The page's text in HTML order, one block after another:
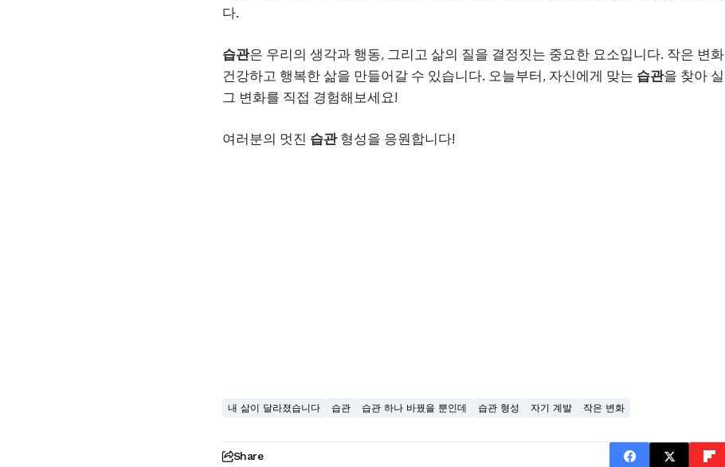
다.
습관은 우리의 생각과 행동, 그리고 삶의 질을 결정짓는 중요한 요소입니다. 작은 변
건강하고 행복한 삶을 만들어갈 수 있습니다. 오늘부터, 자신에게 맞는 습관을 찾아
그 변화를 직접 경험해보세요!
여러분의 멋진 습관형성을 응원합니다!
내 삶이 달라졌습니다 습관 습관 하나 바꿨을 뿐인데 습관 형성 자기 계발 작은 변화
Share